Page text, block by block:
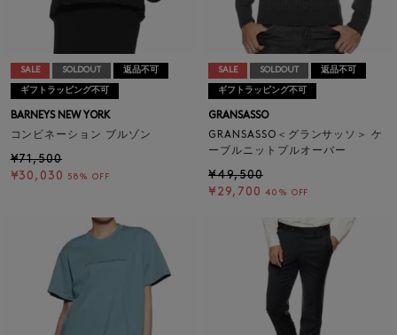
SALE SOLDOUT 返品不可
ギフトラッピング不可
BARNEYS NEW YORK
コンビネーション ブルゾン
¥71,500
¥30,030
58% OFF
SALE SOLDOUT 返品不可
ギフトラッピング不可
GRANSASSO
GRANSASSO＜グランサッソ＞ ケ
ーブルニットプルオーバー
¥49,500
¥29,700 40% OFF